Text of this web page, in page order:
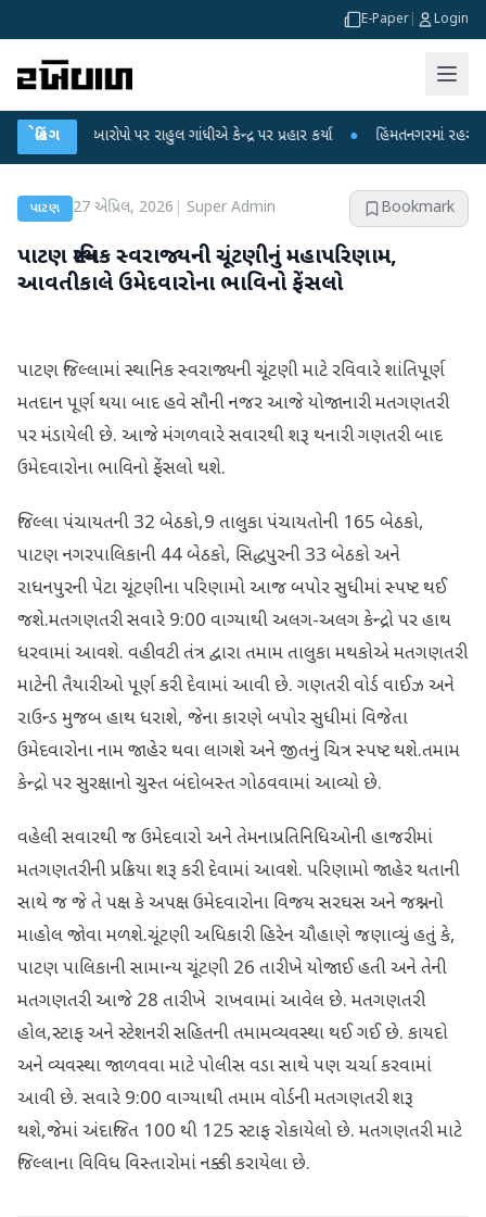
E-Paper Login
બ્રેકિંગ
લીકના આરોપો પર રાહુલ ગાંધીએ કેન્દ્ર પર પ્રહાર કર્યા ● હિંમતનગરમાં રહસ્યમય
પાટણ 27 એપ્રિલ, 2026 Super Admin Bookmark
પાટણ સ્થાનિક સ્વરાજ્યની ચૂંટણીનું મહાપરિણામ,
આવતીકાલે ઉમેદવારોના ભાવિનો ફેંસલો
પાટણ જિલ્લામાં સ્થાનિક સ્વરાજ્યની ચૂંટણી માટે રવિવારે શાંતિપૂર્ણ
મતદાન પૂર્ણ થયા બાદ હવે સૌની નજર આજે યોજાનારી મતગણતરી
પર મંડાયેલી છે. આજે મંગળવારે સવારથી શરૂ થનારી ગણતરી બાદ
ઉમેદવારોના ભાવિનો ફેંસલો થશે.
જિલ્લા પંચાયતની 32 બેઠકો,9 તાલુકા પંચાયતોની 165 બેઠકો,
પાટણ નગરપાલિકાની 44 બેઠકો, સિદ્ધપુરની 33 બેઠકો અને
રાધનપુરની પેટા ચૂંટણીના પરિણામો આજ બપોર સુધીમાં સ્પષ્ટ થઈ
જશે.મતગણતરી સવારે 9:00 વાગ્યાથી અલગ-અલગ કેન્દ્રો પર હાથ
ધરવામાં આવશે. વહીવટી તંત્ર દ્વારા તમામ તાલુકા મથકોએ મતગણતરી
માટેની તૈયારીઓ પૂર્ણ કરી દેવામાં આવી છે. ગણતરી વોર્ડ વાઈઝ અને
રાઉન્ડ મુજબ હાથ ધરાશે, જેના કારણે બપોર સુધીમાં વિજેતા
ઉમેદવારોના નામ જાહેર થવા લાગશે અને જીતનું ચિત્ર સ્પષ્ટ થશે.તમામ
કેન્દ્રો પર સુરક્ષાનો ચુસ્ત બંદોબસ્ત ગોઠવવામાં આવ્યો છે.
વહેલી સવારથી જ ઉમેદવારો અને તેમનાપ્રતિનિધિઓની હાજરીમાં
મતગણતરીની પ્રક્રિયા શરૂ કરી દેવામાં આવશે. પરિણામો જાહેર થતાની
સાથે જ જે તે પક્ષ કે અપક્ષ ઉમેદવારોના વિજય સરઘસ અને જશ્નનો
માહોલ જોવા મળશે.ચૂંટણી અધિકારી હિરેન ચૌહાણે જણાવ્યું હતું કે,
પાટણ પાલિકાની સામાન્ય ચૂંટણી 26 તારીખે યોજાઈ હતી અને તેની
મતગણતરી આજે 28 તારીખે રાખવામાં આવેલ છે. મતગણતરી
હોલ,સ્ટાફ અને સ્ટેશનરી સહિતની તમામવ્યવસ્થા થઈ ગઈ છે. કાયદો
અને વ્યવસ્થા જાળવવા માટે પોલીસ વડા સાથે પણ ચર્ચા કરવામાં
આવી છે. સવારે 9:00 વાગ્યાથી તમામ વોર્ડની મતગણતરી શરૂ
થશે,જેમાં અંદાજિત 100 થી 125 સ્ટાફ રોકાયેલો છે. મતગણતરી માટે
જિલ્લાના વિવિધ વિસ્તારોમાં નક્કી કરાયેલા છે.